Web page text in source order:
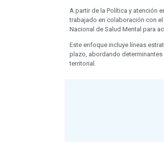
A partir de la Política y atención
trabajado en colaboración con
Nacional de Salud Mental para
Este enfoque incluye líneas
plazo, abordando
territorial.